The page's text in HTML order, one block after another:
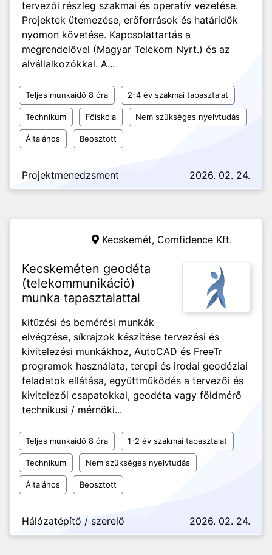
tervezői részleg szakmai és operatív vezetése.
Projektek ütemezése, erőforrások és határidők
nyomon követése. Kapcsolattartás a
megrendelővel (Magyar Telekom Nyrt.) és az
alvállalkozókkal. A...
Teljes munkaidő 8 óra 2-4 év szakmai tapasztalat
Technikum Főiskola Nem szükséges nyelvtudás
Általános Beosztott
Projektmenedzsment 2026. 02. 24.
Kecskemét, Comfidence Kft.
Kecskeméten geodéta
(telekommunikáció)
munka tapasztalattal
kitűzési és bemérési munkák
elvégzése, síkrajzok készítése tervezési és
kivitelezési munkákhoz, AutoCAD és FreeTr
programok használata, terepi és irodai geodéziai
feladatok ellátása, együttműködés a tervezői és
kivitelezői csapatokkal, geodéta vagy földmérő
technikusi / mérnöki...
Teljes munkaidő 8 óra 1-2 év szakmai tapasztalat
Technikum Nem szükséges nyelvtudás
Általános Beosztott
Hálózatépítő / szerelő 2026. 02. 24.